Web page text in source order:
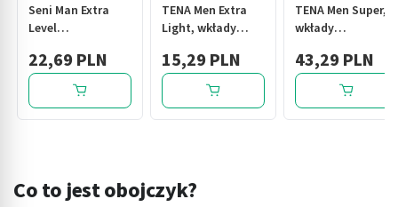
Seni Man Extra
Level
mężczyzn,15szt
22,69 PLN
TENA Men Extra
Light, wkłady
szt.
15,29 PLN
TENA Men Super,
wkłady
level 3, 20 szt.
43,29 PLN
Co to jest obojczyk?